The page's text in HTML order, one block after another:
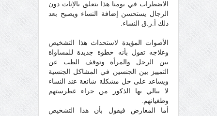
الاضطراب في يومنا هذا يتعلق بالإناث دون
الرجال يستحسن إضافة النساء ويصبح بعد
ذلك أ.ر.ق النساء.
الأصوات المؤيدة لاستحداث هذا التشخيص
وعلاجه تقول بأنه خطوة جديدة للمساواة
بين الرجل والمرأة وتوقف الطب عن
التمييز بين الجنسين في المشاكل الجنسية
ويساعد على حل مشكلة شائعة عند النساء
لا يبالي بها الذكور من جراء غطرستهم
وطغيانهم.
أما المعارض فيقول بأن هذا التشخيص